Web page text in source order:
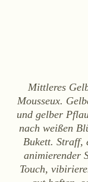
Mittleres
Mousseux.
und gelber
nach weißen
Bukett. Straff,
animierender
Touch,